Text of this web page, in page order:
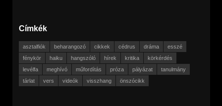
Címkék
asztalfiók beharangozó cikkek cédrus dráma
esszé
fénykör
haiku hangszóló hírek kritika
körkérdés
levélfa
meghívó műfordítás próza pályázat
tanulmány
tárlat
vers videók visszhang önszócikk